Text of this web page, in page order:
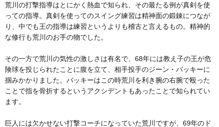
荒川の打撃指導はとにかく熱血で知られ、その最たる例が真剣を使
っての指導。真剣を使ってのスイング練習は精神面の鍛錬につなが
り、中でも王の指導は練習というよりも稽古と言えるもの。精神的
な修行も荒川のお手の物でした。
その一方で荒川の気性の激しさは有名で、68年には教え子の王が危
険球を投じられたことに腹を立て、相手投手のジーン・バッキーに
掴みかかりました。バッキーはこの時荒川を利き腕の右腕で殴った
ことで指を骨折するというアクシデントもあったことで知られてい
ます。
巨人には欠かせない打撃コーチになっていた荒川ですが、69年のド